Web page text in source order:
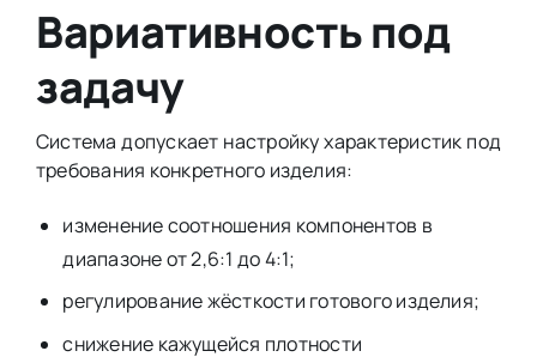
Вариативность под
задачу
Система допускает настройку характеристик под
требования конкретного изделия:
изменение соотношения компонентов в
диапазоне от 2,6:1 до 4:1;
регулирование жёсткости готового изделия;
снижение кажущейся плотности